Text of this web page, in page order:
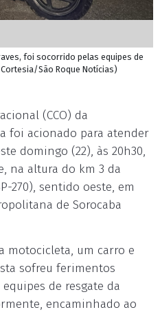
foi socorrido pelas equipes de
São Roque Notícias)
(CCO) da
foi acionado para atender
domingo (22), às 20h30,
na altura do km 3 da
270), sentido oeste, em
de Sorocaba
motocicleta, um carro e
sofreu ferimentos
de resgate da
encaminhado ao